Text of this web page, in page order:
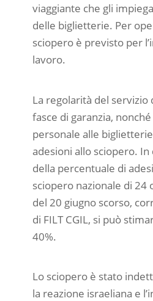
viaggiante che gli
delle biglietterie. Per
sciopero è previsto per
lavoro.
La regolarità del servizio
fasce di garanzia,
personale alle
adesioni allo sciopero.
della percentuale di
sciopero nazionale di 24
del 20 giugno scorso,
di FILT CGIL, si può
40%.
Lo sciopero è stato
la reazione israeliana e